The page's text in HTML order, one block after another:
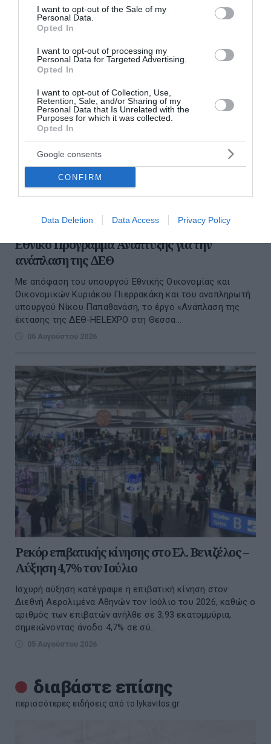
consent section.
I want to opt-out of the Sale of my
Personal Data.
Opted In
I want to opt-out of processing my
Personal Data for Targeted Advertising.
Opted In
I want to opt-out of Collection, Use,
Retention, Sale, and/or Sharing of my
Personal Data that Is Unrelated with the
Purposes for which it was collected.
Opted In
Google consents
CONFIRM
Data Deletion Data Access Privacy Policy
05 Αυγούστου 2026
Χρηματοδότηση 204,6 εκατ. ευρώ από το
Εθνικό Πρόγραμμα Ανάπτυξης για την
ανάπλαση της ΔΕΘ
Με απόφαση του υπουργού Εθνικής Οικονομίας και
Οικονομικών Κυριάκου Πιερρακάκη και του αναπληρωτή
υπουργού Νίκου Παπαθανάση, το έργο «Ανάπλαση της
έκτασης της ΔΕΘ-HELEXPO στη Θεσσα...
06 Αυγούστου 2026
Ρεκόρ επιβατικής κίνησης στο Ελ. Βενιζέλος –
Αύξηση 4,7% τον Ιούλιο
Ισχυρή αύξηση κατέγραψε η επιβατική κίνηση στον
Διεθνή Αερολιμένα Αθηνών τον Ιούλιο του 2026, καθώς ο
αριθμός των επιβατών ανήλθε σε 3,93 εκατομμύρια,
σημειώνοντας άνοδο 4,7% σε σύ...
05 Αυγούστου 2026
διαβάστε επίσης
περισσότερες ειδήσεις από το lykavitos.gr